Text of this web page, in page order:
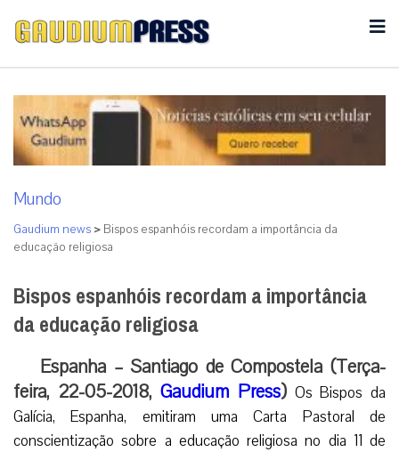
Mundo
Gaudium news > Bispos espanhóis recordam a importância da
educação religiosa
Bispos espanhóis recordam a importância
da educação religiosa
Espanha – Santiago de Compostela (Terça-
feira, 22-05-2018,Gaudium Press) Os Bispos da
Galícia, Espanha, emitiram uma Carta Pastoral de
conscientização sobre a educação religiosa no dia 11 de